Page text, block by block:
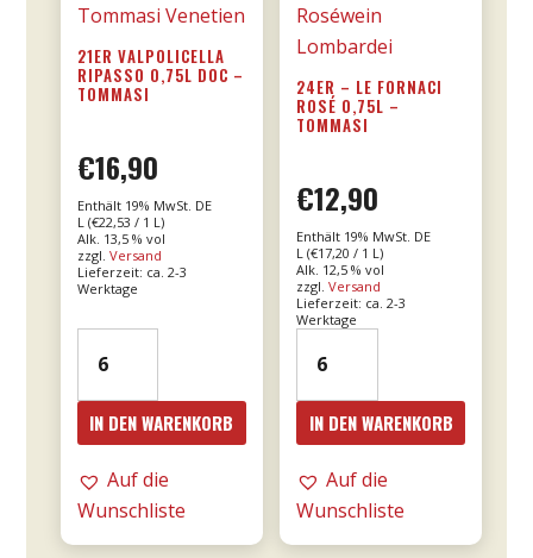
21ER VALPOLICELLA
RIPASSO 0,75L DOC –
TOMMASI
€16,90
Enthält 19% MwSt. DE
L (€22,53 / 1 L)
Alk. 13,5 % vol
zzgl. Versand
Lieferzeit: ca. 2-3
Werktage
Valpolicella
Ripasso
0,75l
DOC
-
IN DEN WARENKORB
Auf die
Wunschliste
24ER – LE FORNACI
ROSÉ 0,75L –
TOMMASI
€12,90
Enthält 19% MwSt. DE
L (€17,20 / 1 L)
Alk. 12,5 % vol
zzgl.Versand
Lieferzeit: ca. 2-3
Werktage
Le
Fornaci
Rosé
0,75l
IN DEN WARENKORB
Auf die
Wunschliste